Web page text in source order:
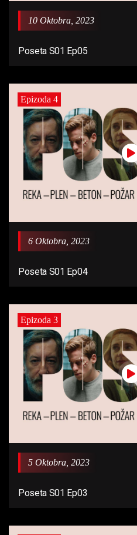
10 Oktobra, 2023
Poseta S01 Ep05
Epizoda 4
6 Oktobra, 2023
Poseta S01 Ep04
Epizoda 3
5 Oktobra, 2023
Poseta S01 Ep03